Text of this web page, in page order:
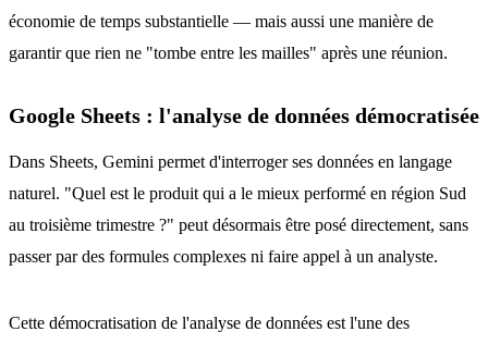
économie de temps substantielle — mais aussi une manière de
garantir que rien ne "tombe entre les mailles" après une réunion.
Google Sheets : l'analyse de données démocratisée
Dans Sheets, Gemini permet d'interroger ses données en langage
naturel. "Quel est le produit qui a le mieux performé en région Sud
au troisième trimestre ?" peut désormais être posé directement, sans
passer par des formules complexes ni faire appel à un analyste.
Cette démocratisation de l'analyse de données est l'une des